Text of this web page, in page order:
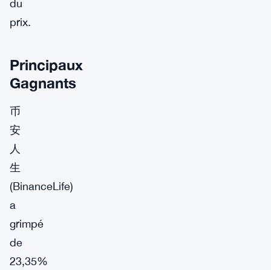
du
prix.
Principaux
Gagnants
币
安
人
生
(BinanceLife)
a
grimpé
de
23,35%